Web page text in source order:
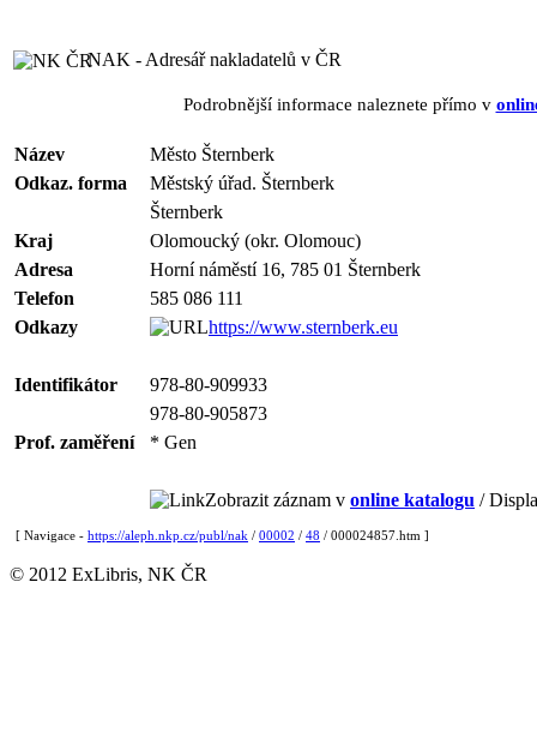
NAK - Adresář nakladatelů v ČR
Podrobnější informace naleznete přímo v
Název
Město Šternberk
Odkaz. forma
Městský úřad. Šternberk
Šternberk
Kraj
Olomoucký (okr. Olomouc)
Adresa
Horní náměstí 16, 785 01 Šternberk
Telefon
585 086 111
Odkazy
https://www.sternberk.eu
Identifikátor
978-80-909933
978-80-905873
Prof. zaměření
* Gen
Zobrazit záznam v online katalogu /
[ Navigace - https://aleph.nkp.cz/publ/nak / 00002 / 48 / 000024857.htm ]
© 2012 ExLibris, NK ČR